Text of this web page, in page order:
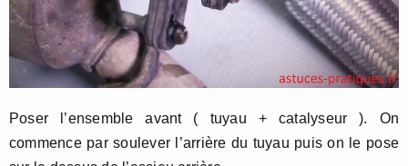
Poser l’ensemble avant ( tuyau + catalyseur ). On
commence par soulever l’arrière du tuyau puis on le pose